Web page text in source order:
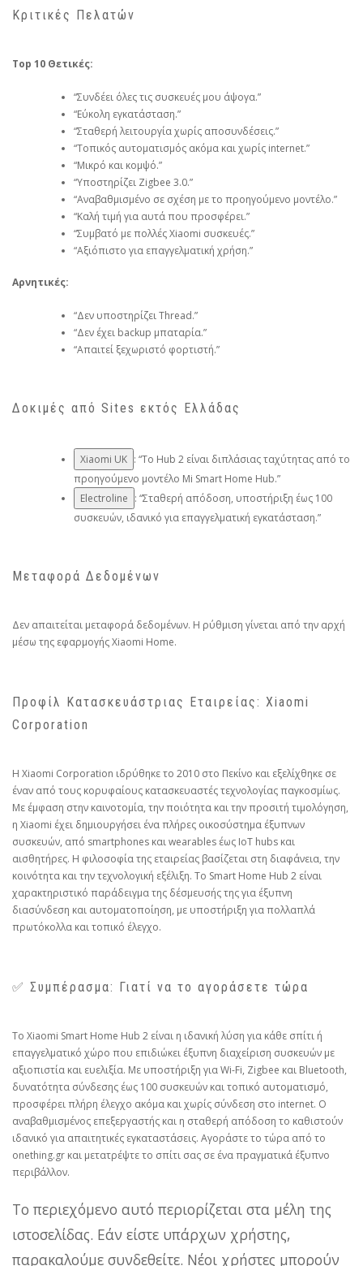
Κριτικές Πελατών
Top 10 Θετικές:
“Συνδέει όλες τις συσκευές μου άψογα.”
“Εύκολη εγκατάσταση.”
“Σταθερή λειτουργία χωρίς αποσυνδέσεις.”
“Τοπικός αυτοματισμός ακόμα και χωρίς internet.”
“Μικρό και κομψό.”
“Υποστηρίζει Zigbee 3.0.”
“Αναβαθμισμένο σε σχέση με το προηγούμενο μοντέλο.”
“Καλή τιμή για αυτά που προσφέρει.”
“Συμβατό με πολλές Xiaomi συσκευές.”
“Αξιόπιστο για επαγγελματική χρήση.”
Αρνητικές:
“Δεν υποστηρίζει Thread.”
“Δεν έχει backup μπαταρία.”
“Απαιτεί ξεχωριστό φορτιστή.”
Δοκιμές από Sites εκτός Ελλάδας
Xiaomi UK : “Το Hub 2 είναι διπλάσιας ταχύτητας από το
προηγούμενο μοντέλο Mi Smart Home Hub.”
Electroline : “Σταθερή απόδοση, υποστήριξη έως 100
συσκευών, ιδανικό για επαγγελματική εγκατάσταση.”
Μεταφορά Δεδομένων
Δεν απαιτείται μεταφορά δεδομένων. Η ρύθμιση γίνεται από την αρχή
μέσω της εφαρμογής Xiaomi Home.
Προφίλ Κατασκευάστριας Εταιρείας: Xiaomi
Corporation
Η Xiaomi Corporation ιδρύθηκε το 2010 στο Πεκίνο και εξελίχθηκε σε
έναν από τους κορυφαίους κατασκευαστές τεχνολογίας παγκοσμίως.
Με έμφαση στην καινοτομία, την ποιότητα και την προσιτή τιμολόγηση,
η Xiaomi έχει δημιουργήσει ένα πλήρες οικοσύστημα έξυπνων
συσκευών, από smartphones και wearables έως IoT hubs και
αισθητήρες. Η φιλοσοφία της εταιρείας βασίζεται στη διαφάνεια, την
κοινότητα και την τεχνολογική εξέλιξη. Το Smart Home Hub 2 είναι
χαρακτηριστικό παράδειγμα της δέσμευσής της για έξυπνη
διασύνδεση και αυτοματοποίηση, με υποστήριξη για πολλαπλά
πρωτόκολλα και τοπικό έλεγχο.
✅ Συμπέρασμα: Γιατί να το αγοράσετε τώρα
Το Xiaomi Smart Home Hub 2 είναι η ιδανική λύση για κάθε σπίτι ή
επαγγελματικό χώρο που επιδιώκει έξυπνη διαχείριση συσκευών με
αξιοπιστία και ευελιξία. Με υποστήριξη για Wi-Fi, Zigbee και Bluetooth,
δυνατότητα σύνδεσης έως 100 συσκευών και τοπικό αυτοματισμό,
προσφέρει πλήρη έλεγχο ακόμα και χωρίς σύνδεση στο internet. Ο
αναβαθμισμένος επεξεργαστής και η σταθερή απόδοση το καθιστούν
ιδανικό για απαιτητικές εγκαταστάσεις. Αγοράστε το τώρα από το
onething.gr και μετατρέψτε το σπίτι σας σε ένα πραγματικά έξυπνο
περιβάλλον.
Το περιεχόμενο αυτό περιορίζεται στα μέλη της
ιστοσελίδας. Εάν είστε υπάρχων χρήστης,
παρακαλούμε συνδεθείτε. Νέοι χρήστες μπορούν